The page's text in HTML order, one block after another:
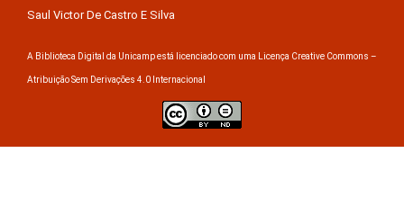
Saul Victor De Castro E Silva
A Biblioteca Digital da Unicamp está licenciado com uma Licença Creative Commons –
Atribuição Sem Derivações 4.0 Internacional